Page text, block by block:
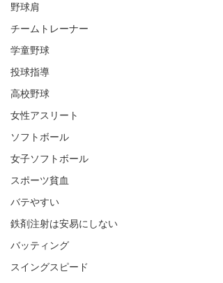
野球肩
チームトレーナー
学童野球
投球指導
高校野球
女性アスリート
ソフトボール
女子ソフトボール
スポーツ貧血
バテやすい
鉄剤注射は安易にしない
バッティング
スイングスピード